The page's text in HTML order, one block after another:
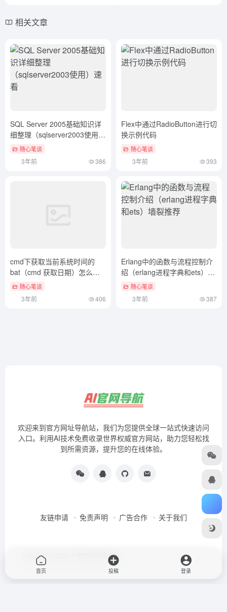
相关文章
SQL Server 2005基础知识详
细整理（sqlserver2003使用）
速看随心笔谈
3年前 386
Flex中通过RadioButton进行切
换示例代码
随心笔谈
3年前 393
cmd下获取当前系统时间的
bat（cmd 获取日期）怎么可
以错过
随心笔谈
3年前 406
Erlang中的函数与流程控制介
绍（erlang进程字典和ets）墙
裂推荐
随心笔谈
3年前 387
欢迎来到官方网址导航站，我们为您提供全球一站式快速访问
入口。利用AI技术免费收录世界权威官方网站，助力您轻松找
到所需资源，提升您的在线体验。
友链申请 免责声明 广告合作 关于我们
Copyright © 2026 AI官方网址导航站
首页 投稿 登录